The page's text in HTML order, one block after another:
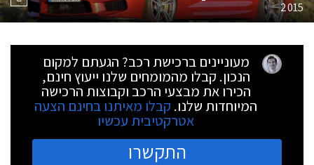
2015
מעוניינים ברכישת רכב? הגעתם למקום
הנכון. קבלו מהמומחים שלנו ייעוץ חינם,
הכירו את מבצעי הרכב וקבוצות הרכישה
המיוחדות שלנו. קבלו מאיתנו בחינם הצעה
אטרקטיבית עכשיו
התקשרו